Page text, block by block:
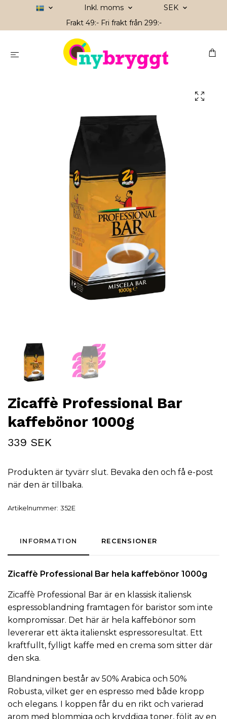
Inkl. moms
SEK
Frakt 49:- Fri frakt från 299:-
Zicaffè Professional Bar
kaffebönor 1000g
339 SEK
Produkten är tyvärr slut. Bevaka den och få e-post
när den är tillbaka.
Artikelnummer: 352E
INFORMATION RECENSIONER
Zicaffè Professional Bar hela kaffebönor 1000g
Zicaffè Professional Bar är en klassisk italiensk
espressoblandning framtagen för baristor som inte
kompromissar. Det här är hela kaffebönor som
levererar ett äkta italienskt espressoresultat. Ett
kraftfullt, fylligt kaffe med en crema som sitter där
den ska.
Blandningen består av 50% Arabica och 50%
Robusta, vilket ger en espresso med både kropp
och elegans. I koppen får du en rikt och varierad
arom med blommiga och kryddiga toner, följt av en